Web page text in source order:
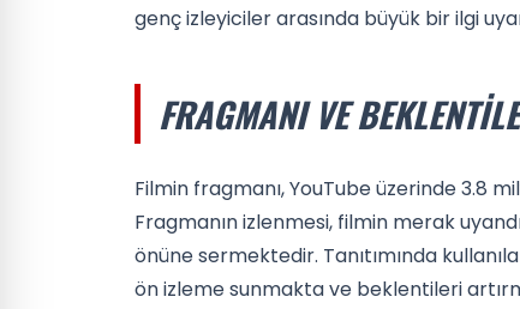
genç izleyiciler arasında büyük bir ilgi
FRAGMANI VE
Filmin fragmanı, YouTube üzerinde 3.8
Fragmanın izlenmesi, filmin merak
önüne sermektedir. Tanıtımında
ön izleme sunmakta ve beklentileri